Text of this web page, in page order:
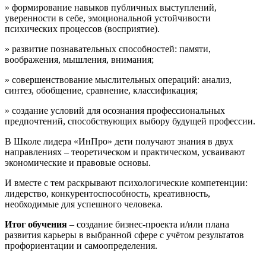
» формирование навыков публичных выступлений,
уверенности в себе, эмоциональной устойчивости
психических процессов (восприятие).
» развитие познавательных способностей: памяти,
воображения, мышления, внимания;
» совершенствование мыслительных операций: анализ,
синтез, обобщение, сравнение, классификация;
» создание условий для осознания профессиональных
предпочтений, способствующих выбору будущей профессии.
В Школе лидера «ИнПро» дети получают знания в двух
направлениях – теоретическом и практическом, усваивают
экономические и правовые основы.
И вместе с тем раскрывают психологические компетенции:
лидерство, конкурентоспособность, креативность,
необходимые для успешного человека.
Итог обучения – создание бизнес-проекта и/или плана
развития карьеры в выбранной сфере с учётом результатов
профориентации и самоопределения.